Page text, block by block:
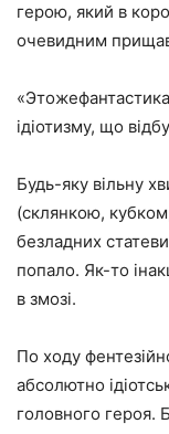
герою, який в
очевидним
ідіотизму, що
Будь-яку вільну
(склянкою,
безладних
попало. Як-то
в змозі.
По ходу
абсолютно
головного героя.